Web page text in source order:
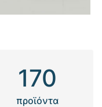
170
προϊόντα